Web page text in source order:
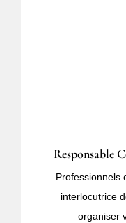
Responsable
Professionnels
interlocutrice
organiser